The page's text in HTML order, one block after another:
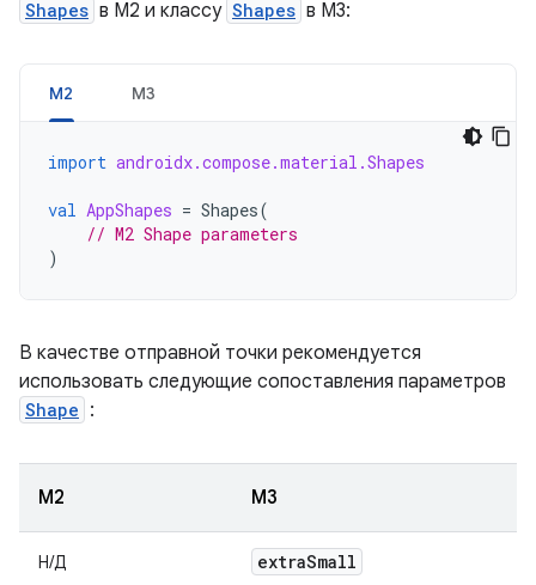
Shapes в M2 и классу Shapes в M3:
М2 М3
import androidx.compose.material.Shapes
val AppShapes = Shapes(
// M2 Shape parameters
)
В качестве отправной точки рекомендуется
использовать следующие сопоставления параметров
Shape :
М2 М3
Н/Д extraSmall